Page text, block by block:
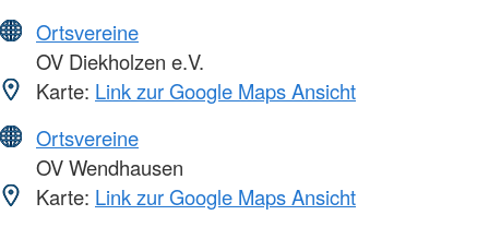
Ortsvereine
OV Diekholzen e.V.
Karte: Link zur Google Maps Ansicht
Ortsvereine
OV Wendhausen
Karte: Link zur Google Maps Ansicht